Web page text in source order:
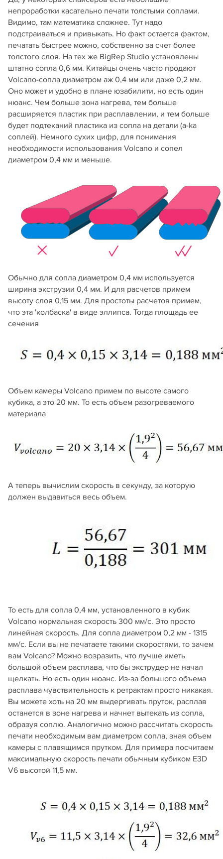
непроработки касательно печати толстыми соплами.
Видимо, там математика сложнее. Тут надо
подстраиваться и привыкать. Но факт остается фактом,
печатать быстрее можно, собственно за счет более
толстого слоя. На тех же BigRep Studio установлены
штатно сопла 0,6 мм. Китайцы очень часто продают
Volcano-сопла диаметром аж 0,4 мм или даже 0,2 мм.
Оно может и удобно в плане юзабилити, но есть один
нюанс. Чем больше зона нагрева, тем больше
расширяется пластик при расплавлении, и тем больше
будет подтеканий пластика из сопла на детали (а-kа
соплей). Немного сухих цифр, для понимания
необходимости использования Volcano и сопел
диаметром 0,4 мм и меньше.
Обычно для сопла диаметром 0,4 мм используется
ширина экструзии 0,4 мм. И для расчетов примем
высоту слоя 0,15 мм. Для простоты расчетов примем,
что эта 'колбаска' в виде эллипса. Тогда площадь ее
сечения
Объем камеры Volcano примем по высоте самого
кубика, а это 20 мм. То есть объем разогреваемого
материала
А теперь вычислим скорость в секунду, за которую
должен выдавиться весь объем.
То есть для сопла 0,4 мм, установленного в кубик
Volcano нормальная скорость 300 мм/с. Это просто
линейная скорость. Для сопла диаметром 0,2 мм - 1315
мм/с. Если вы не печатаете такими скоростями, то зачем
вам Volcano? Можно возразить, что лучше иметь
большой объем расплава, что бы экструдер не начал
щелкать. Но есть один нюанс. Из-за большого объема
расплава чувствительность к ретрактам просто никакая.
Вы можете хоть на 20 мм выдергивать пруток, расплав
останется в зоне нагрева и начнет вытекать из сопла,
образуя соплю. Аналогично можно рассчитать скорость
печати необходимым вам диаметром сопла, зная объем
камеры с плавящимся прутком. Для примера посчитаем
максимальную скорость печати обычным кубиком E3D
V6 высотой 11,5 мм.